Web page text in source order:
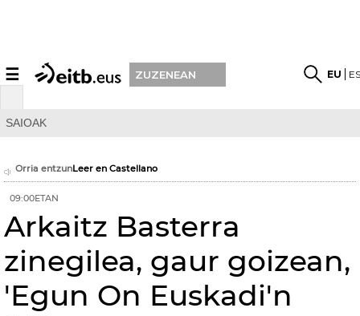
☰ ZUZENEAN EU
SAIOAK
Orria entzunLeer en Castellano
09:00ETAN
Arkaitz Basterra
zinegilea, gaur goizean,
'Egun On Euskadi'n